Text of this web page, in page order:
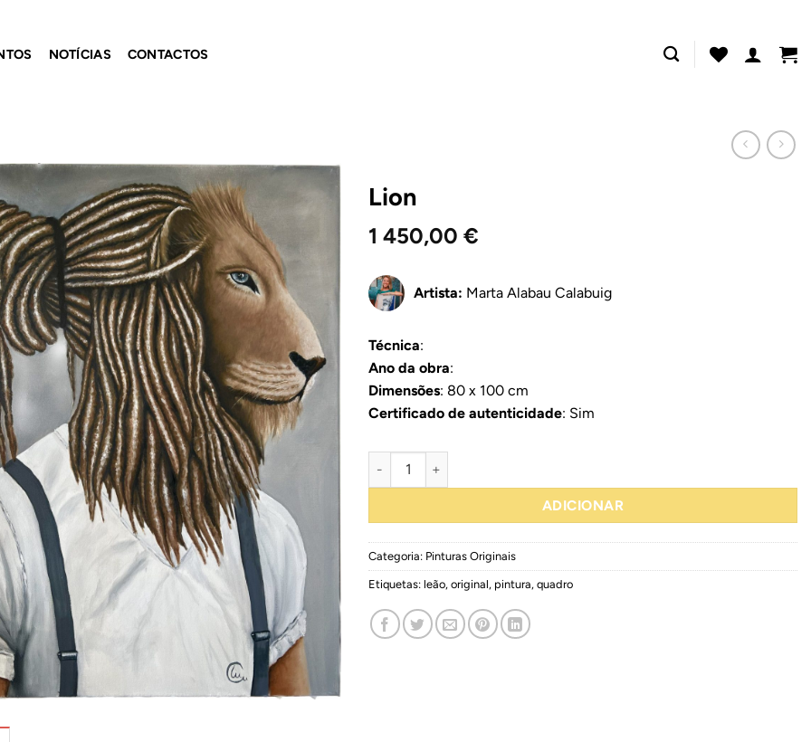
NOTÍCIAS CONTACTOS
Wishlist
Lion
1 450,00 €
Artista: Marta Alabau Calabuig
Técnica:
Ano da obra:
Dimensões: 80 x 100 cm
Certificado de autenticidade: Sim
Quantidade de Lion
ADICIONAR
Categoria: Pinturas Originais
Etiquetas: leão, original, pintura, quadro